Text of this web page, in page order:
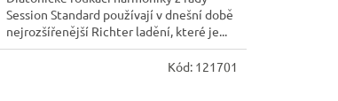
Session Standard používají v dnešní době
nejrozšířenější Richter ladění, které je...
Kód: 121701